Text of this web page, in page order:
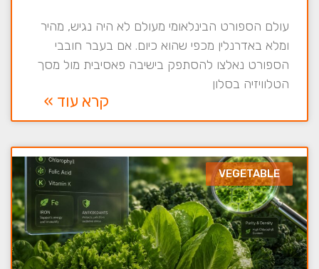
עולם הספורט הבינלאומי מעולם לא היה נגיש, מהיר
ומלא באדרנלין מכפי שהוא כיום. אם בעבר חובבי
הספורט נאלצו להסתפק בישיבה פאסיבית מול מסך
הטלוויזיה בסלון
קרא עוד »
VEGETABLE